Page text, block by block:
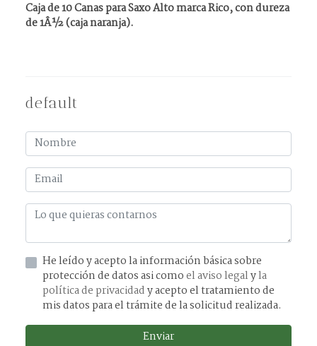
Caja de 10 Canas para Saxo Alto marca Rico, con dureza
de 1Â½ (caja naranja).
default
He leído y acepto la información básica sobre
protección de datos asi comoel aviso legalyla
política de privacidady acepto el tratamiento de
mis datos para el trámite de la solicitud realizada.
Enviar